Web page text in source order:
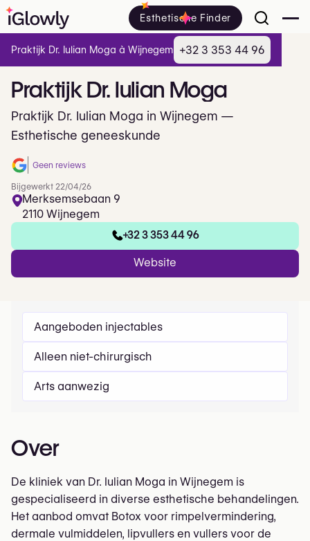
Esthetische Finder
PraktijkDr. Iulian Moga
Praktijk Dr. Iulian Moga in Wijnegem —
Esthetische geneeskunde
Geen reviews
Bijgewerkt 22/04/26
Merksemsebaan 9
2110 Wijnegem
+32 3 353 44 96
Website
Aangeboden injectables
Alleen niet-chirurgisch
Arts aanwezig
Over
De kliniek van Dr. Iulian Moga in Wijnegem is
gespecialiseerd in diverse esthetische behandelingen.
Het aanbod omvat Botox voor rimpelvermindering,
dermale vulmiddelen, lipvullers en vullers voor de
Praktijk Dr. Iulian Moga à Wijnegem +32 3 353 44 96